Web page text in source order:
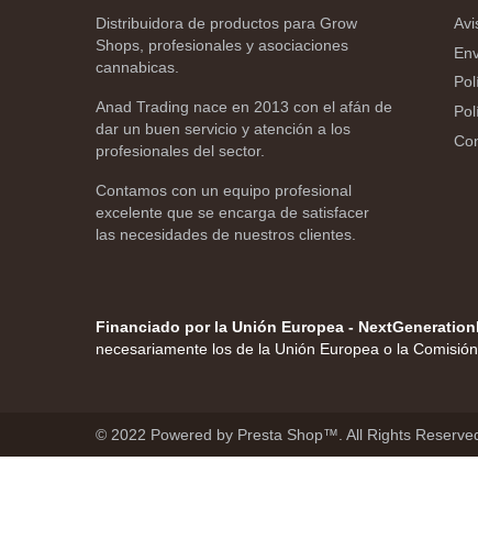
Distribuidora de productos para Grow
Shops, profesionales y asociaciones
cannabicas.
Anad Trading nace en 2013 con el afán de
dar un buen servicio y atención a los
profesionales del sector.
Contamos con un equipo profesional
excelente que se encarga de satisfacer
las necesidades de nuestros clientes.
Financiado por la Unión Europea -
necesariamente los de la Unión Europea o la
© 2022 Powered by Presta Shop™. All Rights